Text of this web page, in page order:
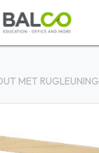
MET RUGLEUNING